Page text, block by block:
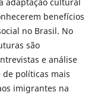
benefícios
no Brasil. No
são
e análise
de políticas mais
imigrantes na